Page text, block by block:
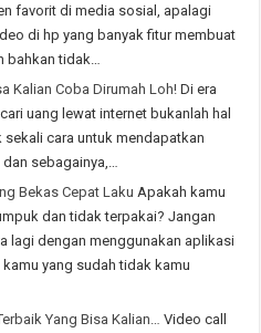
favorit di media sosial, apalagi
di hp yang banyak fitur membuat
tidak…
Kalian Coba Dirumah Loh! Di era
uang lewat internet bukanlah hal
cara untuk mendapatkan
sebagainya,…
Bekas Cepat Laku Apakah kamu
dan tidak terpakai? Jangan
lagi dengan menggunakan aplikasi
yang sudah tidak kamu
Yang Bisa Kalian…
Video call